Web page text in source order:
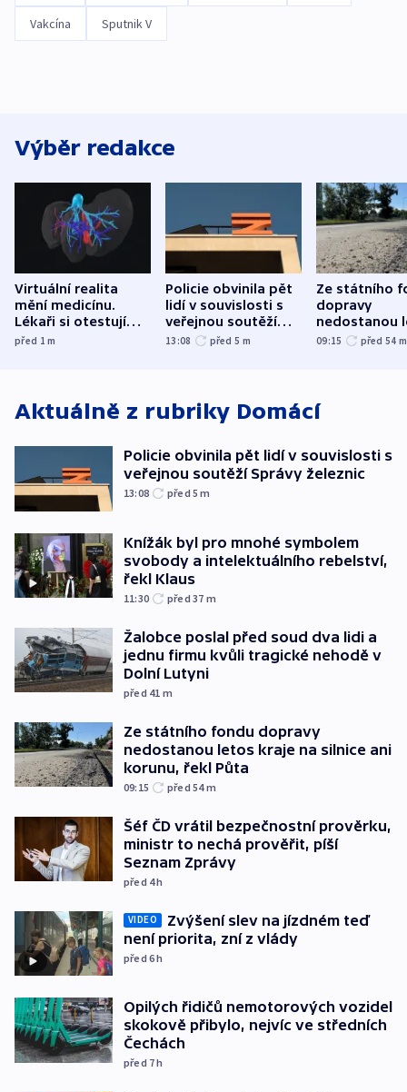
Vakcína Sputnik V
Výběr redakce
Virtuální realita
mění medicínu.
Lékaři si otestují
každý řez, říká
před 1m
Policie obvinila pět
lidí v souvislosti s
veřejnou soutěží
Správy železnic
13:08 před 5 m
Ze státního
dopravy
nedostanou
kraje na
09:15 před 54 m
Aktuálně z rubriky Domácí
Policie obvinila pět lidí v souvislosti s
veřejnou soutěží Správy železnic
13:08 před 5m
Knížák byl pro mnohé symbolem
svobody a intelektuálního rebelství,
řekl Klaus
11:30 před 37 m
Žalobce poslal před soud dva lidi a
jednu firmu kvůli tragické nehodě v
Dolní Lutyni
před 41 m
Ze státního fondu dopravy
nedostanou letos kraje na silnice ani
korunu, řekl Půta
09:15 před 54m
Šéf ČD vrátil bezpečnostní prověrku,
ministr to nechá prověřit, píší
Seznam Zprávy
před 4h
VIDEO
Zvýšení slev na jízdném teď
není priorita, zní z vlády
před 6h
Opilých řidičů nemotorových vozidel
skokově přibylo, nejvíc ve středních
Čechách
před 7h